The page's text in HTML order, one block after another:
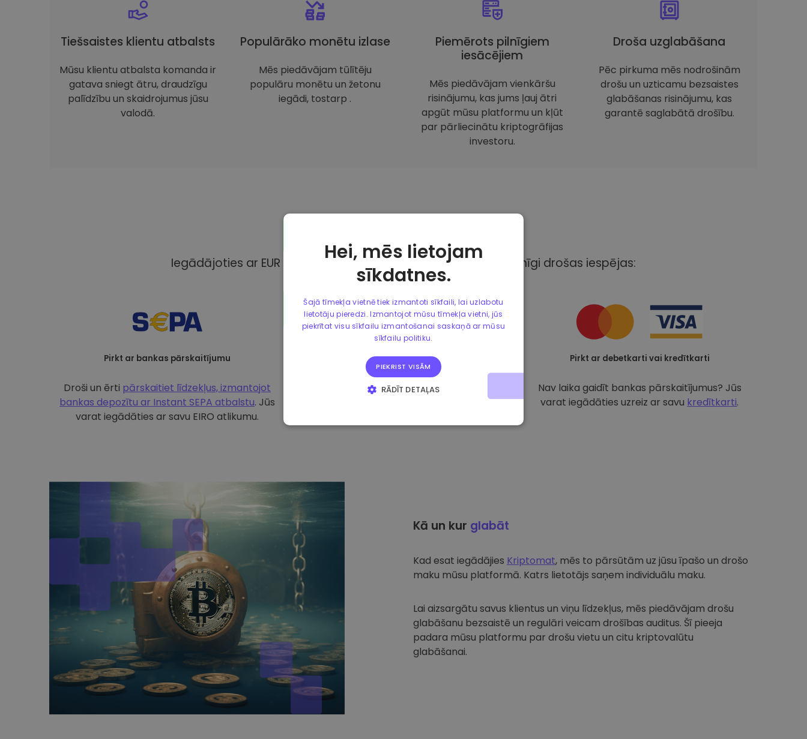
Tiešsaistes klientu atbalsts
Mūsu klientu atbalsta komanda ir
gatava sniegt ātru, draudzīgu
palīdzību un skaidrojumus jūsu
valodā.
Populārāko monētu izlase
Mēs piedāvājam tūlītēju
populāru monētu un žetonu
iegādi, tostarp .
Piemērots pilnīgiem
iesācējiem
Mēs piedāvājam vienkāršu
risinājumu, kas jums ļauj ātri
apgūt mūsu platformu un kļūt
par pārliecinātu kriptogrāfijas
investoru.
Droša uzglabāšana
Pēc pirkuma mēs nodrošinām
drošu un uzticamu bezsaistes
glabāšanas risinājumu, kas
garantē saglabātā drošību.
Iegādājoties ar EUR Kriptomat, Jums ir pieejamas dažādas pilnīgi drošas iespējas:
Pirkt ar bankas pārskaitījumu
Droši un ērti pārskaitiet līdzekļus, izmantojot
bankas depozītu ar Instant SEPA atbalstu. Jūs
varat iegādāties ar savu EIRO atlikumu.
Pirkt ar debetkarti vai kredītkarti
Nav laika gaidīt bankas pārskaitījumus? Jūs
varat iegādāties uzreiz ar savu kredītkarti.
Kā un kur glabāt
Kad esat iegādājies Kriptomat, mēs to pārsūtām uz jūsu īpašo un drošo
maku mūsu platformā. Katrs lietotājs saņem individuālu maku.
Lai aizsargātu savus klientus un viņu līdzekļus, mēs piedāvājam drošu
glabāšanu bezsaistē un regulāri veicam drošības auditus. Šī pieeja
padara mūsu platformu par drošu vietu un citu kriptovalūtu
glabāšanai.
Hei, mēs lietojam
sīkdatnes.
Šajā tīmekļa vietnē tiek izmantoti sīkfaili, lai uzlabotu
lietotāju pieredzi. Izmantojot mūsu tīmekļa vietni, jūs
piekrītat visu sīkfailu izmantošanai saskaņā ar mūsu
sīkfailu politiku.
PIEKRIST VISĀM
RĀDĪT DETAĻAS